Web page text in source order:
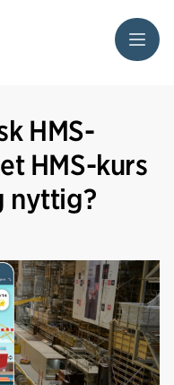
Meny
HMS-
HMS-kurs
nyttig?